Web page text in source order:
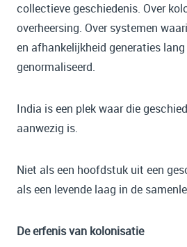
collectieve geschiedenis. Over
overheersing. Over systemen
en afhankelijkheid generaties lang
genormaliseerd.
India is een plek waar die
aanwezig is.
Niet als een hoofdstuk uit een
als een levende laag in de
De erfenis van kolonisatie